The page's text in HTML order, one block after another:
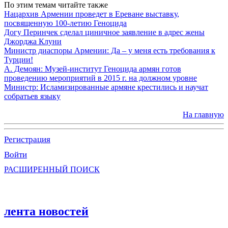
По этим темам читайте также
Нацархив Армении проведет в Ереване выставку,
посвященную 100-летию Геноцида
Догу Перинчек сделал циничное заявление в адрес жены
Джорджа Клуни
Министр диаспоры Армении: Да – у меня есть требования к
Турции!
А. Демоян: Музей-институт Геноцида армян готов
проведению мероприятий в 2015 г. на должном уровне
Министр: Исламизированные армяне крестились и научат
собратьев языку
На главную
Регистрация
Войти
РАСШИРЕННЫЙ ПОИСК
лента новостей